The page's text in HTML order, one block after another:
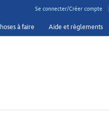
Se connecter/Créer compte
à faire Aide et règlements